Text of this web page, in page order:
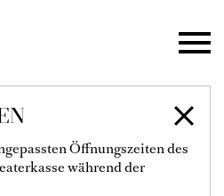
Öffnungszeiten des
während der
ITO